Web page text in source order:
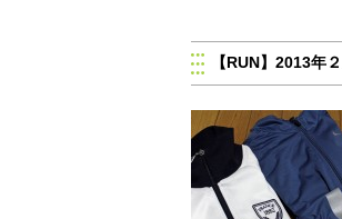
【RUN】2013年